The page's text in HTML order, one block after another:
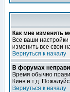
Как мне изменить
Все ваши
изменить все свои
Вернуться к началу
В форумах
Время обычно
Киев и т.д.
Вернуться к началу